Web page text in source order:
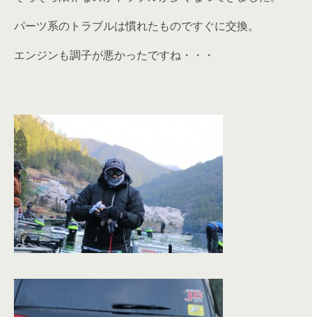
パーツ系のトラブルは慣れたものですぐに交換。
エンジンも調子が悪かったですね・・・